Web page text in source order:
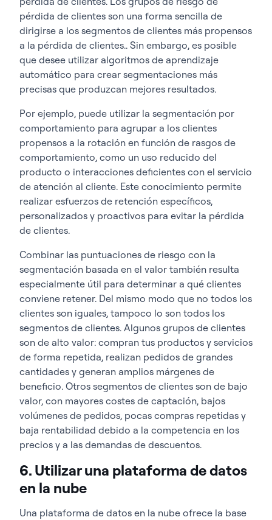
pérdida de clientes son una forma sencilla de
dirigirse a los segmentos de clientes más propensos
a la pérdida de clientes.. Sin embargo, es posible
que desee utilizar algoritmos de aprendizaje
automático para crear segmentaciones más
precisas que produzcan mejores resultados.
Por ejemplo, puede utilizar la segmentación por
comportamiento para agrupar a los clientes
propensos a la rotación en función de rasgos de
comportamiento, como un uso reducido del
producto o interacciones deficientes con el servicio
de atención al cliente. Este conocimiento permite
realizar esfuerzos de retención específicos,
personalizados y proactivos para evitar la pérdida
de clientes.
Combinar las puntuaciones de riesgo con la
segmentación basada en el valor también resulta
especialmente útil para determinar a qué clientes
conviene retener. Del mismo modo que no todos los
clientes son iguales, tampoco lo son todos los
segmentos de clientes. Algunos grupos de clientes
son de alto valor: compran tus productos y servicios
de forma repetida, realizan pedidos de grandes
cantidades y generan amplios márgenes de
beneficio. Otros segmentos de clientes son de bajo
valor, con mayores costes de captación, bajos
volúmenes de pedidos, pocas compras repetidas y
baja rentabilidad debido a la competencia en los
precios y a las demandas de descuentos.
6. Utilizar una plataforma de datos
en la nube
Una plataforma de datos en la nube ofrece la base